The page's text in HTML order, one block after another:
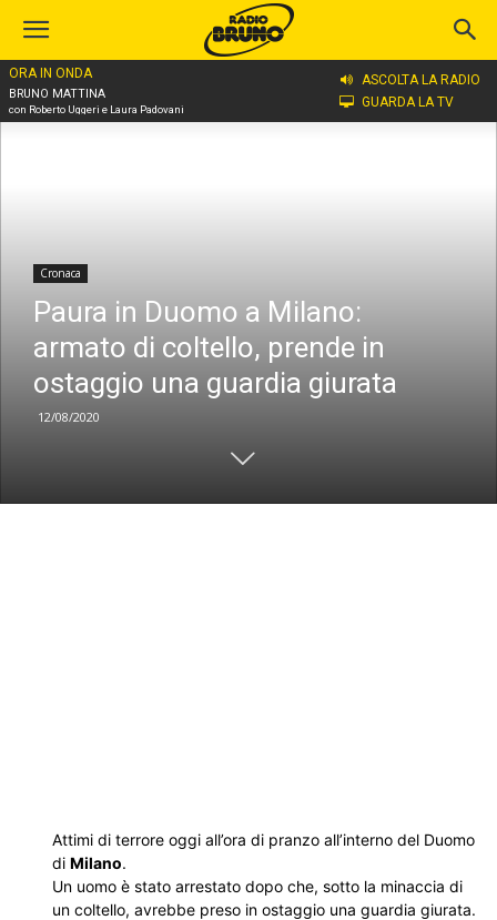
ORA IN ONDA
BRUNO MATTINA
con Roberto Uggeri e Laura Padovani
ASCOLTA LA RADIO
GUARDA LA TV
Home
Cronaca
Paura in Duomo a Milano:
armato di coltello, prende in
ostaggio una guardia giurata
12/08/2020
Attimi di terrore oggi all’ora di pranzo all’interno del Duomo
di Milano.
Un uomo è stato arrestato dopo che, sotto la minaccia di
un coltello, avrebbe preso in ostaggio una guardia giurata.